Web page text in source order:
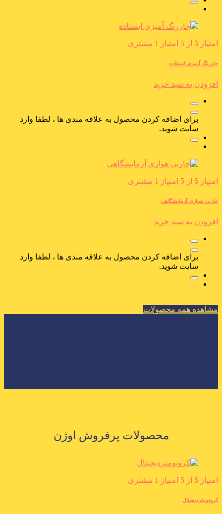
امتیاز 5 از 5 امتیاز 1 مشتری
جاررنگ آمیزی ایستاده
افزودن به سبد خرید
برای اضافه کردن محصول به علاقه مندی ها ، لطفا وارد
سایت شوید.
امتیاز 5 از 5 امتیاز 1 مشتری
جاربی هوازی آزمایشگاهی
افزودن به سبد خرید
برای اضافه کردن محصول به علاقه مندی ها ، لطفا وارد
سایت شوید.
مشاهده همه محصولات
محصولات پرفروش اوژن
امتیاز 5 از 5 امتیاز 1 مشتری
کرونومتردیجیتال